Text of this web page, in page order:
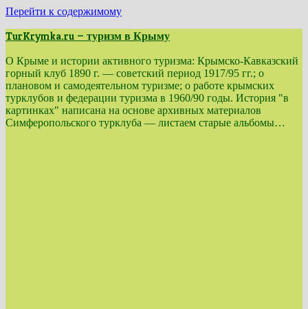
Перейти к содержимому
TurKrymka.ru — туризм в Крыму
О Крыме и истории активного туризма: Крымско-Кавказский
горный клуб 1890 г. — советский период 1917/95 гг.; о
плановом и самодеятельном туризме; о работе крымских
турклубов и федерации туризма в 1960/90 годы. История "в
картинках" написана на основе архивных материалов
Симферопольского турклуба — листаем старые альбомы…